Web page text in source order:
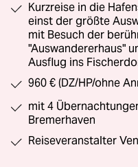
Kurzreise in die
einst der größte
mit Besuch der
"Auswandererhaus"
Ausflug ins
960 € (DZ/HP/ohne
mit 4
Bremerhaven
Reiseveranstalter